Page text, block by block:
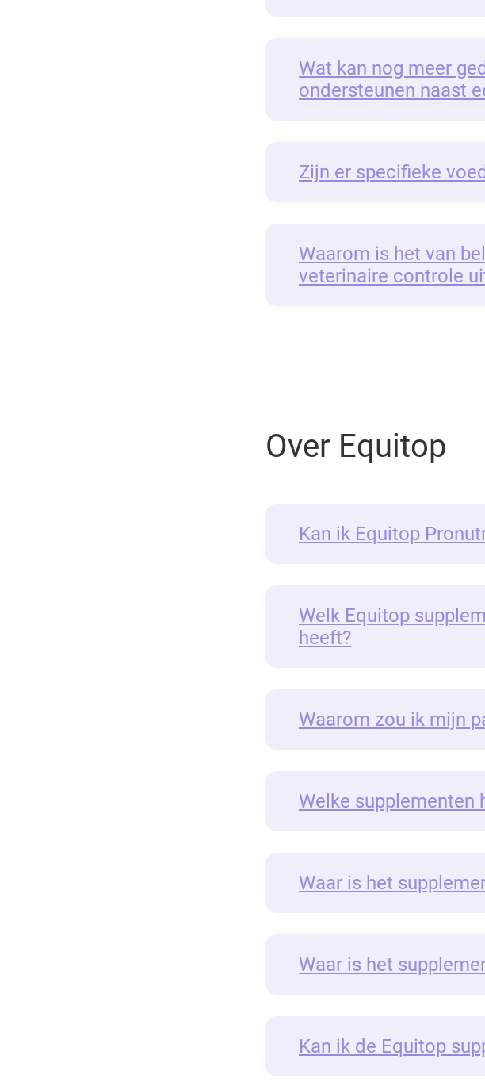
Wat kan nog meer
ondersteunen naast
Zijn er specifieke
Waarom is het van
veterinaire controle
Over Equitop
Kan ik Equitop
Welk Equitop
heeft?
Waarom zou ik mijn
Welke
Waar is het
Waar is het
Kan ik de Equitop